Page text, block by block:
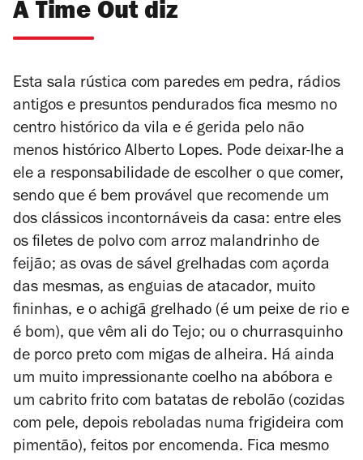
A Time Out diz
Esta sala rústica com paredes em pedra, rádios
antigos e presuntos pendurados fica mesmo no
centro histórico da vila e é gerida pelo não
menos histórico Alberto Lopes. Pode deixar-lhe a
ele a responsabilidade de escolher o que comer,
sendo que é bem provável que recomende um
dos clássicos incontornáveis da casa: entre eles
os filetes de polvo com arroz malandrinho de
feijão; as ovas de sável grelhadas com açorda
das mesmas, as enguias de atacador, muito
fininhas, e o achigã grelhado (é um peixe de rio e
é bom), que vêm ali do Tejo; ou o churrasquinho
de porco preto com migas de alheira. Há ainda
um muito impressionante coelho na abóbora e
um cabrito frito com batatas de rebolão (cozidas
com pele, depois reboladas numa frigideira com
pimentão), feitos por encomenda. Fica mesmo